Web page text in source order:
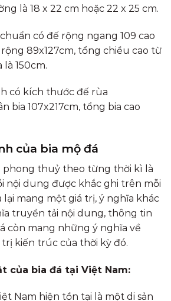
là 18 x 22 cm hoặc 22 x 25 cm.
có đế rộng ngang 109 cao
89x127cm, tổng chiều cao từ
150cm.
có kích thước đế rùa
bia 107x217cm, tổng bia cao
của bia mộ đá
phong thuỷ theo từng thời kì là
nội dung được khắc ghi trên mỗi
lại mang một giá trị, ý nghĩa khác
truyền tải nội dung, thông tin
còn mang những ý nghĩa về
kiến trúc của thời kỳ đó.
của bia đá tại Việt Nam:
Nam hiện tồn tại là một di sản